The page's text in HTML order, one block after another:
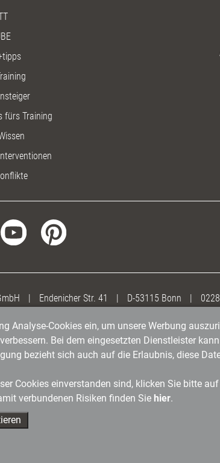
fürs Training
| Endenicher Str. 41 | D-53115 Bonn |
Analyse-Cookies ein, um unsere Werbung
Bei dem eingesetzten Dienstleister
bezieht sich auch auf die Erlaubnis, diese
Cookies einverstanden sind, klicken Sie bitte
verbundenen Risiken finden Sie hier.